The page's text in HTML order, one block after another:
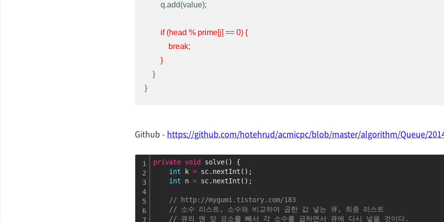
        }
}
Github - https://github.com/hotehrud/acmicpc/blob/master/algorithm/Queue/
1
2
3
4
5
6
7
private void
solve() {
int k = sc.nextInt();
int n = sc.nextInt();
// http://mygumi.tistory.com/183
// 소수 리스트, 소수와 비교하여 곱한 값 넣는 큐, 최종 리스트
// 큐의 맨 앞 요소를 빼서 각 소수를 곱하면서 큐에 다시 넣을 것이다.